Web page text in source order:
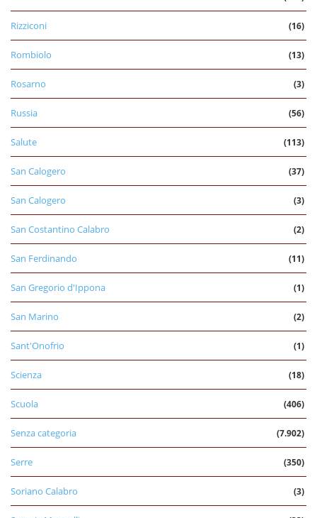
Rizziconi (16)
Rombiolo (13)
Rosarno (3)
Russia (56)
Salute (113)
San Calogero (37)
San Calogero (3)
San Costantino Calabro (2)
San Ferdinando (11)
San Gregorio d'Ippona (1)
San Marino (2)
Sant'Onofrio (1)
Scienza (18)
Scuola (406)
Senza categoria (7.902)
Serre (350)
Soriano Calabro (3)